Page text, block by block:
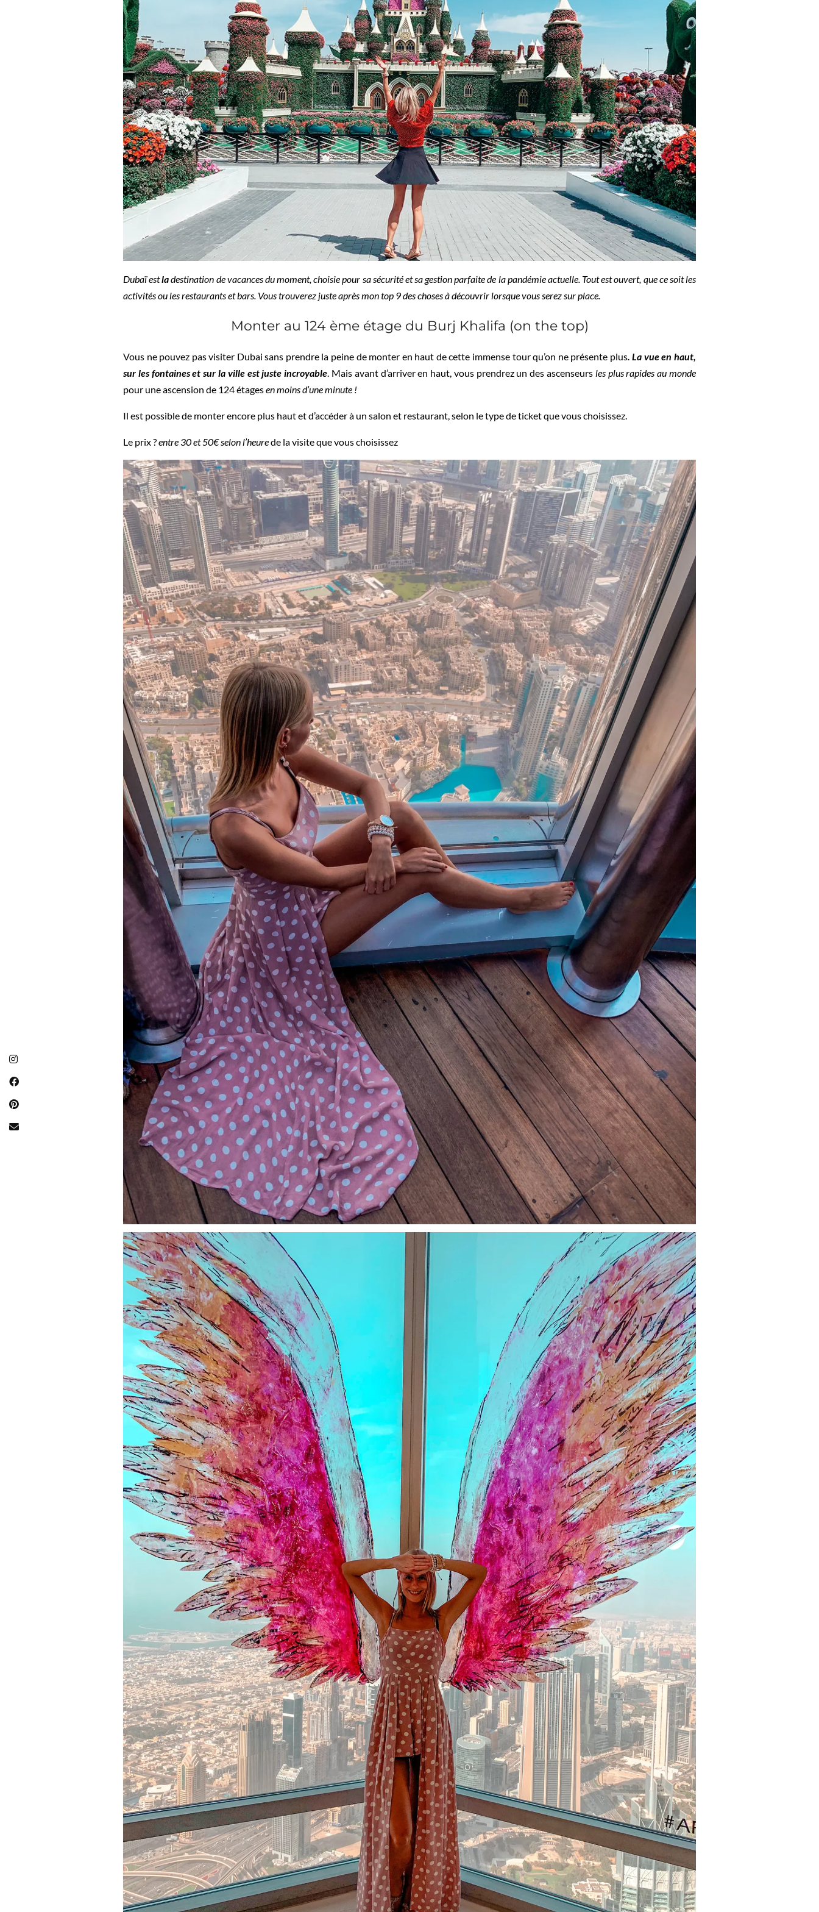
Dubaï estladestination de vacances du moment, choisie pour sa sécurité et sa gestion parfaite de la pandémie actuelle. Tout est ouvert, que ce soit les
activités ou les restaurants et bars. Vous trouverez juste après mon top 9 des choses à découvrir lorsque vous serez sur place.
Monter au 124 ème étage du Burj Khalifa (on the top)
Vous ne pouvez pas visiter Dubai sans prendre la peine de monter en haut de cette immense tour qu’on ne présente plus. La vue en haut,
sur les fontaines et sur la ville est juste incroyable. Mais avant d’arriver en haut, vous prendrez un des ascenseurs les plus rapides au monde
pour une ascension de 124 étagesen moins d’une minute !
Il est possible de monter encore plus haut et d’accéder à un salon et restaurant, selon le type de ticket que vous choisissez.
Le prix ?entre 30 et 50€ selon l’heurede la visite que vous choisissez